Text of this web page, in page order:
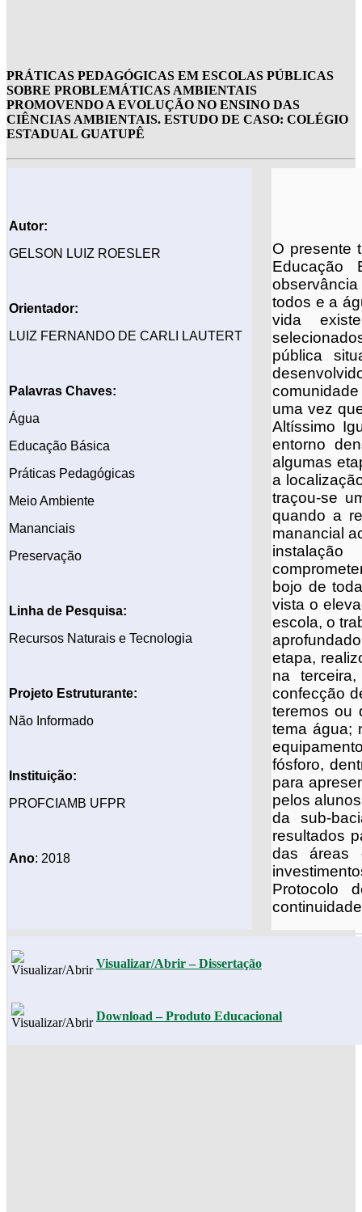
PRÁTICAS PEDAGÓGICAS EM ESCOLAS PÚBLICAS
SOBRE PROBLEMÁTICAS AMBIENTAIS
PROMOVENDO A EVOLUÇÃO NO ENSINO DAS
CIÊNCIAS AMBIENTAIS. ESTUDO DE CASO: COLÉGIO
ESTADUAL GUATUPÊ
Autor:
GELSON LUIZ ROESLER
Orientador:
LUIZ FERNANDO DE CARLI LAUTERT
Palavras Chaves:
Água
Educação Básica
Práticas Pedagógicas
Meio Ambiente
Mananciais
Preservação
Linha de Pesquisa:
Recursos Naturais e Tecnologia
Projeto Estruturante:
Não Informado
Instituição:
PROFCIAMB UFPR
Ano: 2018
O presente
Educação
todos e a
vida
pública
uma vez
Altíssimo
entorno
algumas
a
traçou-se
quando a
manancial
bojo de
vista o
escola, o
etapa,
na
confecção
teremos ou
tema água;
fósforo,
para
pelos
da sub-
resultados
das áreas
Protocolo
Visualizar/Abrir – Dissertação
Download – Produto Educacional